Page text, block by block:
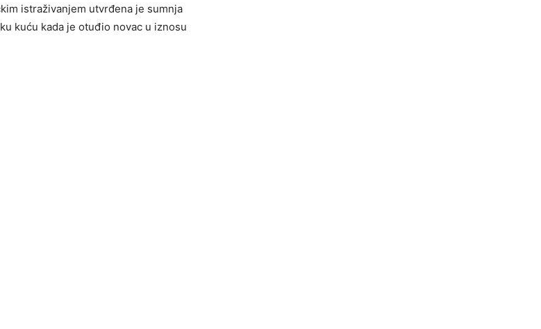
istraživanjem utvrđena je sumnja
kuću kada je otuđio novac u iznosu